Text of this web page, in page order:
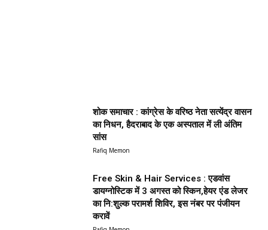
शोक समाचार : कांग्रेस के वरिष्ठ नेता सत्येंद्र वासन
का निधन, हैदराबाद के एक अस्पताल में ली अंतिम
सांस
Rafiq Memon
Free Skin & Hair Services : एडवांस
डायग्नोस्टिक में 3 अगस्त को स्किन,हेयर एंड लेजर
का नि:शुल्क परामर्श शिविर, इस नंबर पर पंजीयन
करावें